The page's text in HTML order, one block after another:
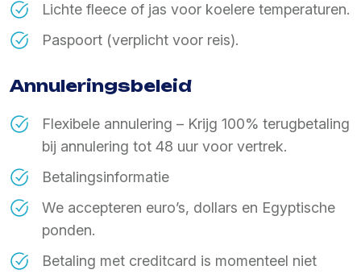
Lichte fleece of jas voor koelere temperaturen.
Paspoort (verplicht voor reis).
Annuleringsbeleid
Flexibele annulering – Krijg 100% terugbetaling
bij annulering tot 48 uur voor vertrek.
Betalingsinformatie
We accepteren euro’s, dollars en Egyptische
ponden.
Betaling met creditcard is momenteel niet